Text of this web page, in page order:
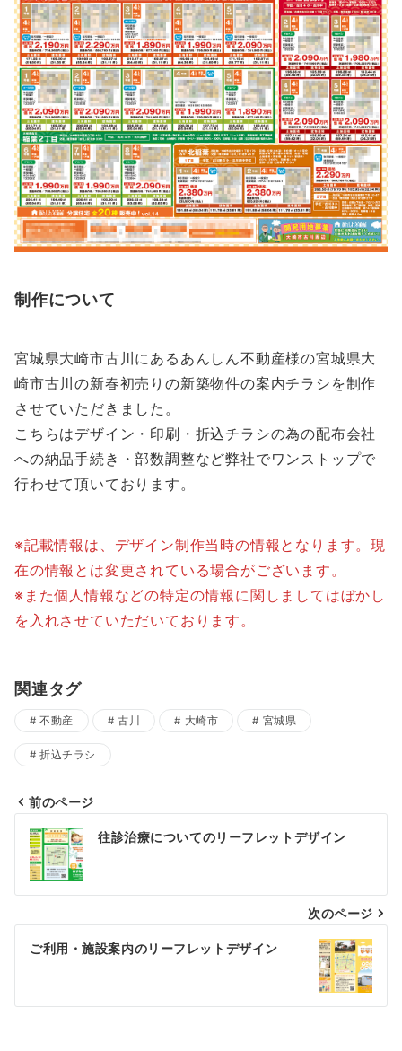
制作について
宮城県大崎市古川にあるあんしん不動産様の宮城県大
崎市古川の新春初売りの新築物件の案内チラシを制作
させていただきました。
こちらはデザイン・印刷・折込チラシの為の配布会社
への納品手続き・部数調整など弊社でワンストップで
行わせて頂いております。
※記載情報は、デザイン制作当時の情報となります。現
在の情報とは変更されている場合がございます。
※また個人情報などの特定の情報に関しましてはぼかし
を入れさせていただいております。
関連タグ
不動産 古川 大崎市 宮城県
折込チラシ
投
稿
ナ
ビ
ゲ
シ
前のページ
往診治療についてのリーフレットデザイン
次のページ
ご利用・施設案内のリーフレットデザイン